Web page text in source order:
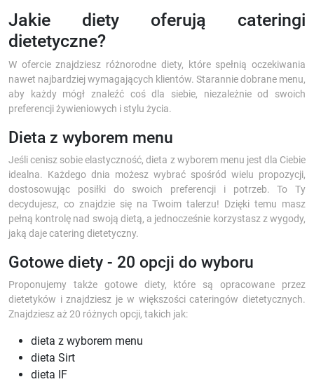
Jakie diety oferują cateringi
dietetyczne?
W ofercie znajdziesz różnorodne diety, które spełnią oczekiwania
nawet najbardziej wymagających klientów. Starannie dobrane menu,
aby każdy mógł znaleźć coś dla siebie, niezależnie od swoich
preferencji żywieniowych i stylu życia.
Dieta z wyborem menu
Jeśli cenisz sobie elastyczność, dieta z wyborem menu jest dla Ciebie
idealna. Każdego dnia możesz wybrać spośród wielu propozycji,
dostosowując posiłki do swoich preferencji i potrzeb. To Ty
decydujesz, co znajdzie się na Twoim talerzu! Dzięki temu masz
pełną kontrolę nad swoją dietą, a jednocześnie korzystasz z wygody,
jaką daje catering dietetyczny.
Gotowe diety - 20 opcji do wyboru
Proponujemy także gotowe diety, które są opracowane przez
dietetyków i znajdziesz je w większości cateringów dietetycznych.
Znajdziesz aż 20 różnych opcji, takich jak:
dieta z wyborem menu
dieta Sirt
dieta IF